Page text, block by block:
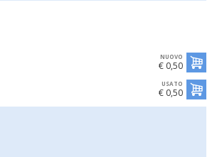
NUOVO
€ 0,50
USATO
€ 0,50